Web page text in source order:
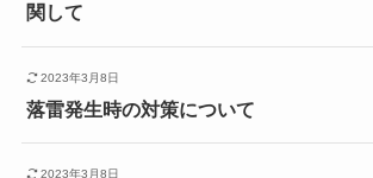
関して
2023年3月8日
落雷発生時の対策について
2023年3月8日